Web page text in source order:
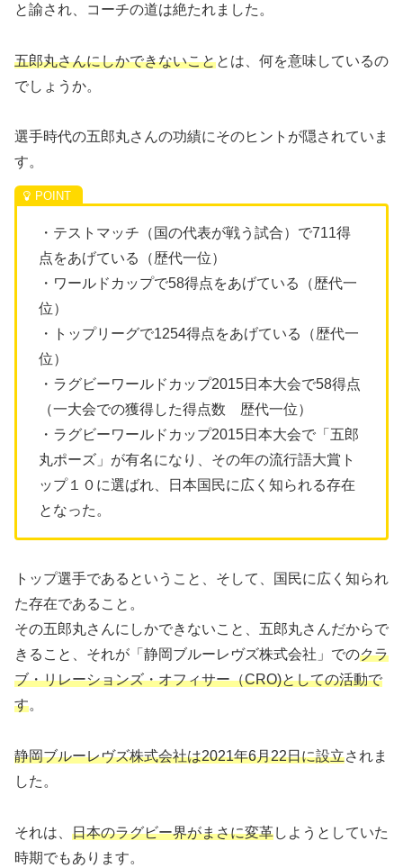
と諭され、コーチの道は絶たれました。
五郎丸さんにしかできないこととは、何を意味しているの
でしょうか。
選手時代の五郎丸さんの功績にそのヒントが隠されていま
す。
・テストマッチ（国の代表が戦う試合）で711得
点をあげている（歴代一位）
・ワールドカップで58得点をあげている（歴代一
位）
・トップリーグで1254得点をあげている（歴代一
位）
・ラグビーワールドカップ2015日本大会で58得点
（一大会での獲得した得点数 歴代一位）
・ラグビーワールドカップ2015日本大会で「五郎
丸ポーズ」が有名になり、その年の流行語大賞ト
ップ１０に選ばれ、日本国民に広く知られる存在
となった。
トップ選手であるということ、そして、国民に広く知られ
た存在であること。
その五郎丸さんにしかできないこと、五郎丸さんだからで
きること、それが「静岡ブルーレヴズ株式会社」でのクラ
ブ・リレーションズ・オフィサー（CRO)としての活動で
す。
静岡ブルーレヴズ株式会社は2021年6月22日に設立されま
した。
それは、 日本のラグビー界がまさに変革しようとしていた
時期でもあります。